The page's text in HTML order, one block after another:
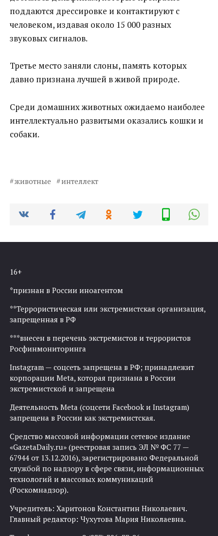
поддаются дрессировке и контактируют с
человеком, издавая около 15 000 разных
звуковых сигналов.
Третье место заняли слоны, память которых
давно признана лучшей в живой природе.
Среди домашних животных ожидаемо наиболее
интеллектуально развитыми оказались кошки и
собаки.
животные интеллект
16+
*признан в России иноагентом
**Террористическая или экстремистская организация,
запрещенная в РФ
***внесен в перечень экстремистов и террористов
Росфинмониторинга
Instagram — соцсеть запрещена в РФ; принадлежит
корпорации Meta, которая признана в России
экстремистской и запрещена
Деятельность Meta (соцсети Facebook и Instagram)
запрещена в России как экстремистская.
Средство массовой информации сетевое издание
«GazetaDaily.ru» (реестровая запись ЭЛ № ФС 77 —
67944 от 13.12.2016), зарегистрировано Федеральной
службой по надзору в сфере связи, информационных
технологий и массовых коммуникаций
(Роскомнадзор).
Учредитель: Харитонов Константин Николаевич.
Главный редактор: Чухутова Мария Николаевна.